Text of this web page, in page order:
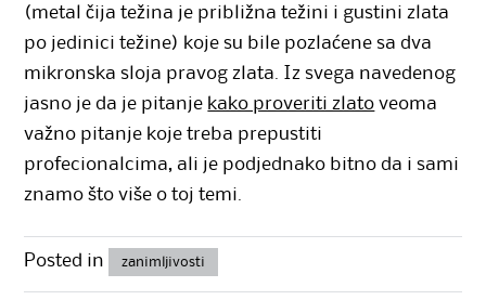
(metal čija težina je približna težini i gustini zlata
po jedinici težine) koje su bile pozlaćene sa dva
mikronska sloja pravog zlata. Iz svega navedenog
jasno je da je pitanje kako proveriti zlato veoma
važno pitanje koje treba prepustiti
profecionalcima, ali je podjednako bitno da i sami
znamo što više o toj temi.
Posted in zanimljivosti